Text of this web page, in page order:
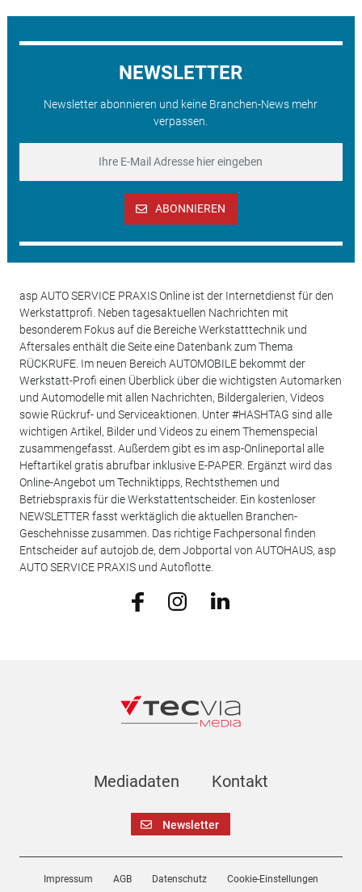
NEWSLETTER
Newsletter abonnieren und keine Branchen-News mehr
verpassen.
ABONNIEREN
asp AUTO SERVICE PRAXIS Online ist der Internetdienst für den
Werkstattprofi. Neben tagesaktuellen Nachrichten mit
besonderem Fokus auf die Bereiche Werkstatttechnik und
Aftersales enthält die Seite eine Datenbank zum Thema
RÜCKRUFE. Im neuen Bereich AUTOMOBILE bekommt der
Werkstatt-Profi einen Überblick über die wichtigsten Automarken
und Automodelle mit allen Nachrichten, Bildergalerien, Videos
sowie Rückruf- und Serviceaktionen. Unter #HASHTAG sind alle
wichtigen Artikel, Bilder und Videos zu einem Themenspecial
zusammengefasst. Außerdem gibt es im asp-Onlineportal alle
Heftartikel gratis abrufbar inklusive E-PAPER. Ergänzt wird das
Online-Angebot um Techniktipps, Rechtsthemen und
Betriebspraxis für die Werkstattentscheider. Ein kostenloser
NEWSLETTER fasst werktäglich die aktuellen Branchen-
Geschehnisse zusammen. Das richtige Fachpersonal finden
Entscheider auf autojob.de, dem Jobportal von AUTOHAUS, asp
AUTO SERVICE PRAXIS und Autoflotte.
Mediadaten Kontakt
Newsletter
Impressum AGB Datenschutz Cookie-Einstellungen